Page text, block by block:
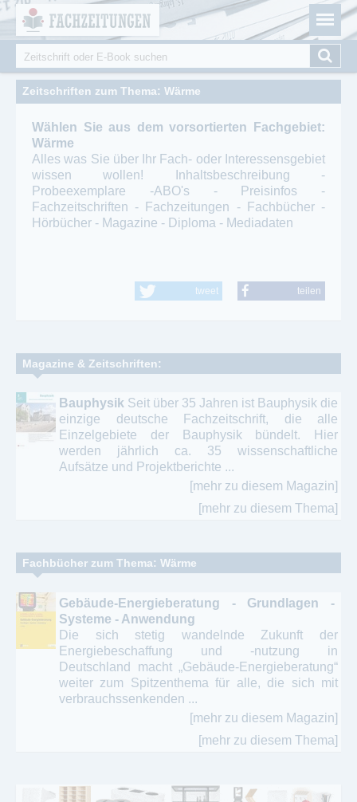
Fachzeitungen.de - Das unabhängige Portal für
Fachmagazine Fachpublikationen & eBooks
Suchformular
Suche
Zeitschriften zum Thema: Wärme
Wählen Sie aus dem vorsortierten Fachgebiet:
Wärme
Alles was Sie über Ihr Fach- oder Interessensgebiet
wissen wollen! Inhaltsbeschreibung -
Probeexemplare -ABO's - Preisinfos -
Fachzeitschriften - Fachzeitungen - Fachbücher -
Hörbücher - Magazine - Diploma - Mediadaten
tweet teilen
Magazine & Zeitschriften:
Bauphysik Seit über 35 Jahren ist Bauphysik die
einzige deutsche Fachzeitschrift, die alle
Einzelgebiete der Bauphysik bündelt. Hier
werden jährlich ca. 35 wissenschaftliche
Aufsätze und Projektberichte ...
[mehr zu diesem Magazin]
[mehr zu diesem Thema]
Fachbücher zum Thema: Wärme
Gebäude-Energieberatung - Grundlagen -
Systeme - Anwendung
Die sich stetig wandelnde Zukunft der
Energiebeschaffung und -nutzung in
Deutschland macht „Gebäude-Energieberatung“
weiter zum Spitzenthema für alle, die sich mit
verbrauchssenkenden ...
[mehr zu diesem Magazin]
[mehr zu diesem Thema]
Cookie-Einstellungen